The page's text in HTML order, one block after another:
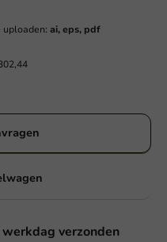
ai, eps, pdf
verzonden